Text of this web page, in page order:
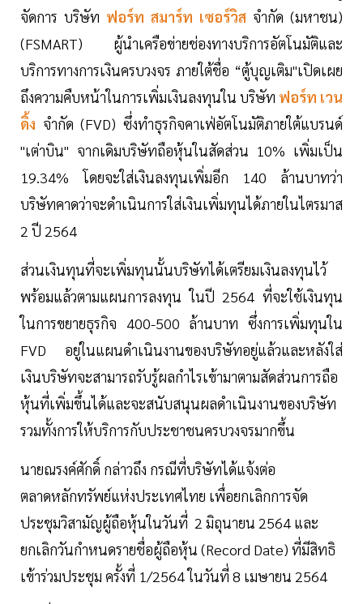
จัดการ บริษัท ฟอร์ท สมาร์ท เซอร์วิส จำกัด (มหาชน)
(FSMART) ผู้นำเครือข่ายช่องทางบริการอัตโนมัติและ
บริการทางการเงินครบวงจร ภายใต้ชื่อ “ตู้บุญเติม"เปิดเผย
ถึงความคืบหน้าในการเพิ่มเงินลงทุนใน บริษัท ฟอร์ท เวน
ดิ้ง จำกัด (FVD) ซึ่งทำธุรกิจคาเฟ่อัตโนมัติภายใต้แบรนด์
"เต่าบิน" จากเดิมบริษัทถือหุ้นในสัดส่วน 10% เพิ่มเป็น
19.34% โดยจะใส่เงินลงทุนเพิ่มอีก 140 ล้านบาทว่า
บริษัทคาดว่าจะดำเนินการใส่เงินเพิ่มทุนได้ภายในไตรมาส
2 ปี 2564
ส่วนเงินทุนที่จะเพิ่มทุนนั้นบริษัทได้เตรียมเงินลงทุนไว้
พร้อมแล้วตามแผนการลงทุน ในปี 2564 ที่จะใช้เงินทุน
ในการขยายธุรกิจ 400-500 ล้านบาท ซึ่งการเพิ่มทุนใน
FVD อยู่ในแผนดำเนินงานของบริษัทอยู่แล้วและหลังใส่
เงินบริษัทจะสามารถรับรู้ผลกำไรเข้ามาตามสัดส่วนการถือ
หุ้นที่เพิ่มขึ้นได้และจะสนับสนุนผลดำเนินงานของบริษัท
รวมทั้งการให้บริการกับประชาชนครบวงจรมากขึ้น
นายณรงค์ศักดิ์ กล่าวถึง กรณีที่บริษัทได้แจ้งต่อ
ตลาดหลักทรัพย์แห่งประเทศไทย เพื่อยกเลิกการจัด
ประชุมวิสามัญผู้ถือหุ้นในวันที่ 2 มิถุนายน 2564 และ
ยกเลิกวันกำหนดรายชื่อผู้ถือหุ้น (Record Date) ที่มีสิทธิ
เข้าร่วมประชุม ครั้งที่ 1/2564 ในวันที่ 8 เมษายน 2564